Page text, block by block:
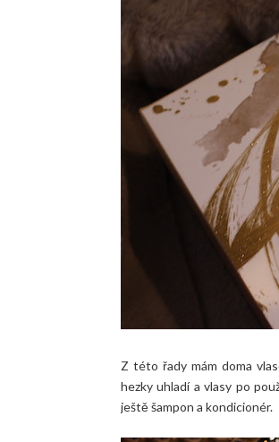
Z této řady mám doma
hezky uhladí a vlasy po
ještě šampon a kondicionér.